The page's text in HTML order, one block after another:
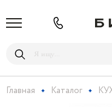
Главная Каталог